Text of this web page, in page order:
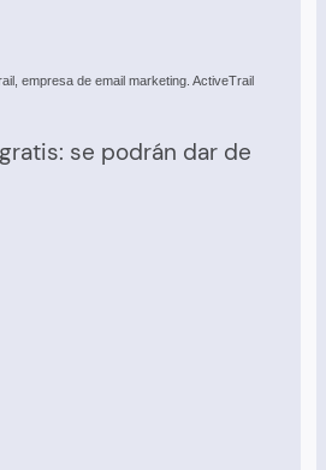
empresa de email marketing. ActiveTrail
se podrán dar de